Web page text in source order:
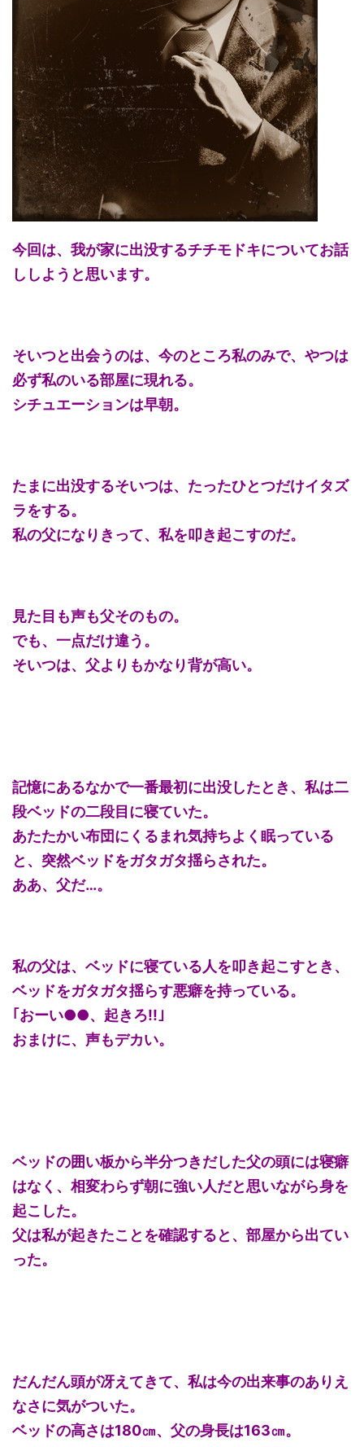
今回は、我が家に出没するチチモドキについてお話
ししようと思います。
そいつと出会うのは、今のところ私のみで、やつは
必ず私のいる部屋に現れる。
シチュエーションは早朝。
たまに出没するそいつは、たったひとつだけイタズ
ラをする。
私の父になりきって、私を叩き起こすのだ。
見た目も声も父そのもの。
でも、一点だけ違う。
そいつは、父よりもかなり背が高い。
記憶にあるなかで一番最初に出没したとき、私は二
段ベッドの二段目に寝ていた。
あたたかい布団にくるまれ気持ちよく眠っている
と、突然ベッドをガタガタ揺らされた。
ああ、父だ…。
私の父は、ベッドに寝ている人を叩き起こすとき、
ベッドをガタガタ揺らす悪癖を持っている。
｢おーい●●、起きろ!!｣
おまけに、声もデカい。
ベッドの囲い板から半分つきだした父の頭には寝癖
はなく、相変わらず朝に強い人だと思いながら身を
起こした。
父は私が起きたことを確認すると、部屋から出てい
った。
だんだん頭が冴えてきて、私は今の出来事のありえ
なさに気がついた。
ベッドの高さは180㎝、父の身長は163㎝。